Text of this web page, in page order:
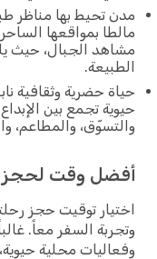
مدن تحيط بها مناظر
مالطا بمواقعها
مشاهد الجبال، حيث
الطبيعة.
حياة حضرية وثقافية
حيوية تجمع بين
والتسوّق، والمطاعم،
أفضل وقت لحجز
اختيار توقيت حجز
وتجربة السفر معاً.
وفعاليات محلية